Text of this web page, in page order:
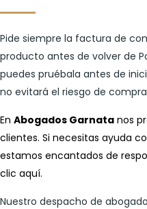
Pide siempre la factura de
producto antes de volver de
puedes pruébala antes de
no evitará el riesgo de
En Abogados Garnata nos
clientes. Si necesitas ayuda
estamos encantados de
clic aquí.
Nuestro despacho de